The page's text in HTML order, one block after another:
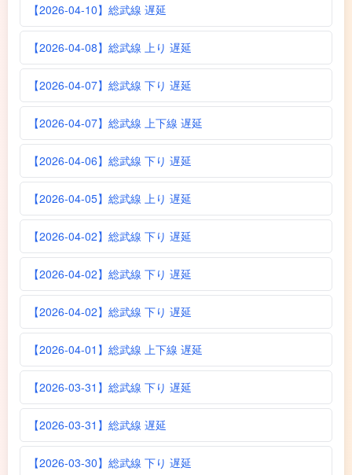
【2026-04-10】総武線 遅延
【2026-04-08】総武線 上り 遅延
【2026-04-07】総武線 下り 遅延
【2026-04-07】総武線 上下線 遅延
【2026-04-06】総武線 下り 遅延
【2026-04-05】総武線 上り 遅延
【2026-04-02】総武線 下り 遅延
【2026-04-02】総武線 下り 遅延
【2026-04-02】総武線 下り 遅延
【2026-04-01】総武線 上下線 遅延
【2026-03-31】総武線 下り 遅延
【2026-03-31】総武線 遅延
【2026-03-30】総武線 下り 遅延